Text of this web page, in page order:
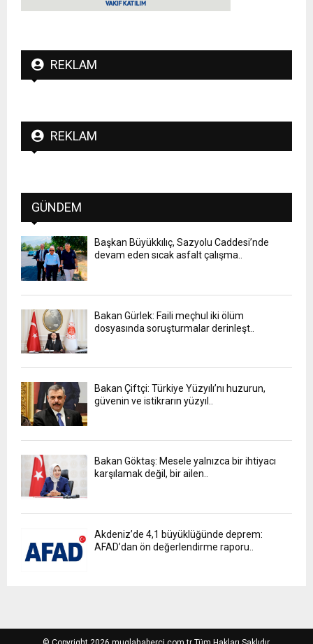
REKLAM
REKLAM
GÜNDEM
Başkan Büyükkılıç, Sazyolu Caddesi’nde
devam eden sıcak asfalt çalışma..
Bakan Gürlek: Faili meçhul iki ölüm
dosyasında soruşturmalar derinleşt..
Bakan Çiftçi: Türkiye Yüzyılı’nı huzurun,
güvenin ve istikrarın yüzyıl..
Bakan Göktaş: Mesele yalnızca bir ihtiyacı
karşılamak değil, bir ailen..
Akdeniz’de 4,1 büyüklüğünde deprem:
AFAD’dan ön değerlendirme raporu..